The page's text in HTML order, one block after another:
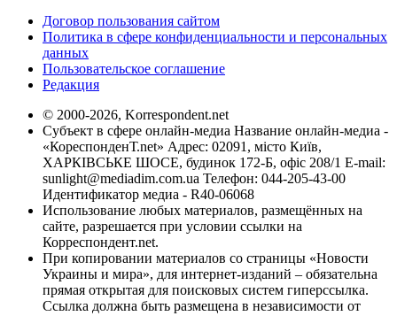
Договор пользования сайтом
Политика в сфере конфиденциальности и персональных
данных
Пользовательское соглашение
Редакция
© 2000-2026, Korrespondent.net
Субъект в сфере онлайн-медиа Название онлайн-медиа -
«КореспонденТ.net» Адрес: 02091, місто Київ,
ХАРКІВСЬКЕ ШОСЕ, будинок 172-Б, офіс 208/1 E-mail:
sunlight@mediadim.com.ua Телефон: 044-205-43-00
Идентификатор медиа - R40-06068
Использование любых материалов, размещённых на
сайте, разрешается при условии ссылки на
Корреспондент.net.
При копировании материалов со страницы «Новости
Украины и мира», для интернет-изданий – обязательна
прямая открытая для поисковых систем гиперссылка.
Ссылка должна быть размещена в независимости от